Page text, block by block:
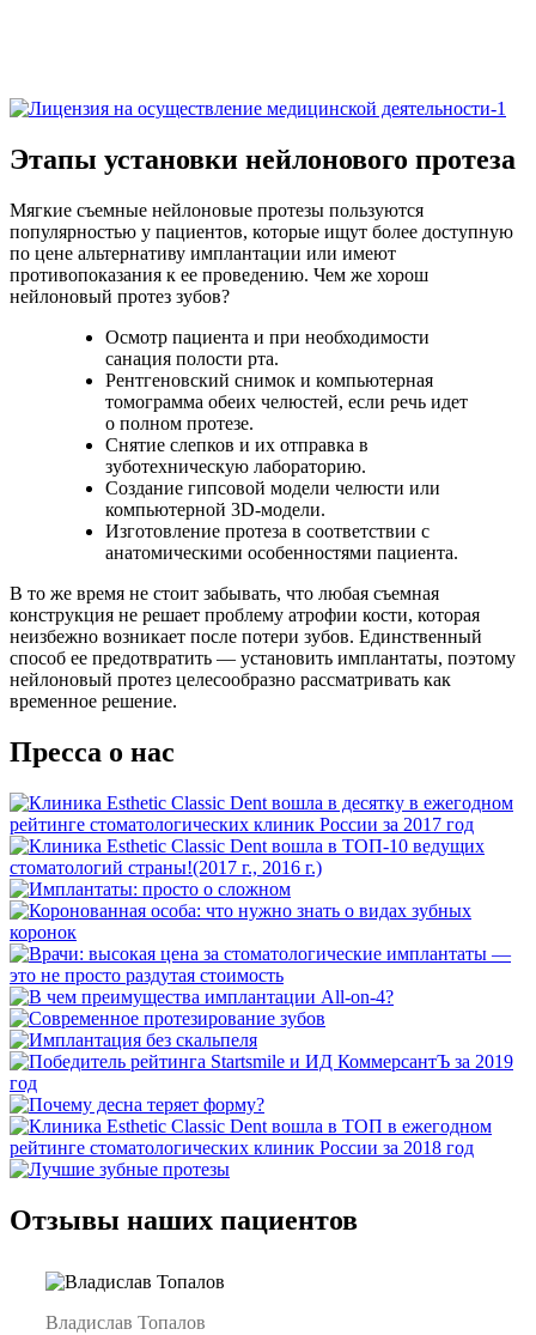
Этапы установки нейлонового протеза
Мягкие съемные нейлоновые протезы пользуются
популярностью у пациентов, которые ищут более доступную
по цене альтернативу имплантации или имеют
противопоказания к ее проведению. Чем же хорош
нейлоновый протез зубов?
Осмотр пациента и при необходимости
санация полости рта.
Рентгеновский снимок и компьютерная
томограмма обеих челюстей, если речь идет
о полном протезе.
Снятие слепков и их отправка в
зуботехническую лабораторию.
Создание гипсовой модели челюсти или
компьютерной 3D-модели.
Изготовление протеза в соответствии с
анатомическими особенностями пациента.
В то же время не стоит забывать, что любая съемная
конструкция не решает проблему атрофии кости, которая
неизбежно возникает после потери зубов. Единственный
способ ее предотвратить — установить имплантаты, поэтому
нейлоновый протез целесообразно рассматривать как
временное решение.
Пресса о нас
Отзывы наших пациентов
Владислав Топалов